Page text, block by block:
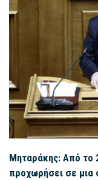
Μηταράκης: Από το
προχωρήσει σε μια